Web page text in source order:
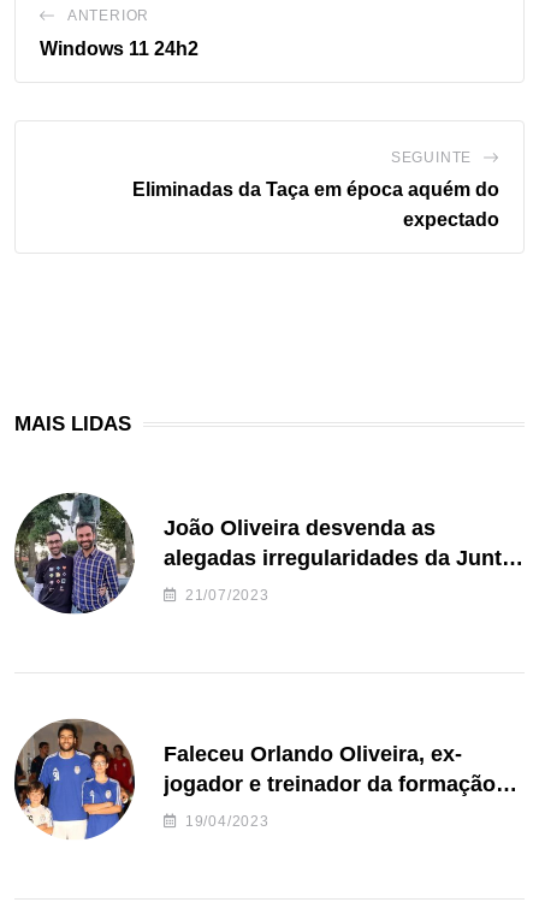
ANTERIOR
Windows 11 24h2
SEGUINTE
Eliminadas da Taça em época aquém do
expectado
MAIS LIDAS
João Oliveira desvenda as
alegadas irregularidades da Junta
de Freguesia S. João de Ver
21/07/2023
Faleceu Orlando Oliveira, ex-
jogador e treinador da formação
de andebol do Feirense
19/04/2023